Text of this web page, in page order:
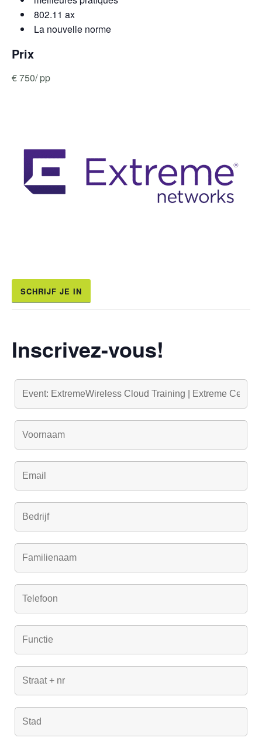
802.11 ax
La nouvelle norme
Prix
€ 750/ pp
SCHRIJF JE IN
Inscrivez-vous!